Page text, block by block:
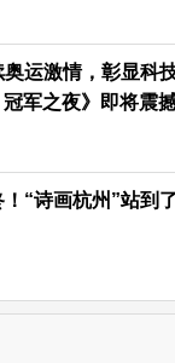
奥运激情，彰显科
军之夜》即将震
！“诗画杭州”站到